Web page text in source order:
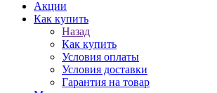
Акции
Как купить
Назад
Как купить
Условия оплаты
Условия доставки
Гарантия на товар